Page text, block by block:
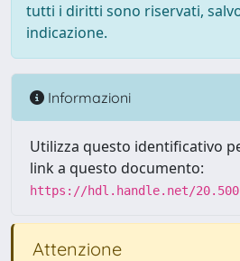
tutti i diritti sono riservati,
indicazione.
Informazioni
Utilizza questo identificativo
link a questo documento:
https://hdl.handle.net/
Attenzione